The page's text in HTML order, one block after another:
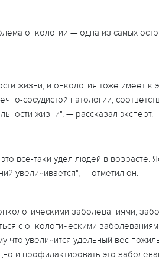
онкологии — одна из самых
жизни, и онкология тоже имеет к
сосудистой патологии,
жизни", — рассказал эксперт.
все-таки удел людей в возрасте.
увеличивается", — отметил он.
заболеваниями,
с онкологическими
что увеличится удельный вес
и профилактировать это